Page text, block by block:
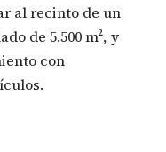
al recinto de un
de 5.500 m², y
con